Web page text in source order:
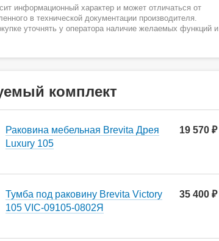
информационный характер и может отличаться от
в технической документации производителя.
уточнять у оператора наличие желаемых функций и
комплект
Раковина мебельная Brevita Дрея
Luxury 105
19 570 ₽
Тумба под раковину Brevita Victory
105 VIC-09105-0802Я
35 400 ₽